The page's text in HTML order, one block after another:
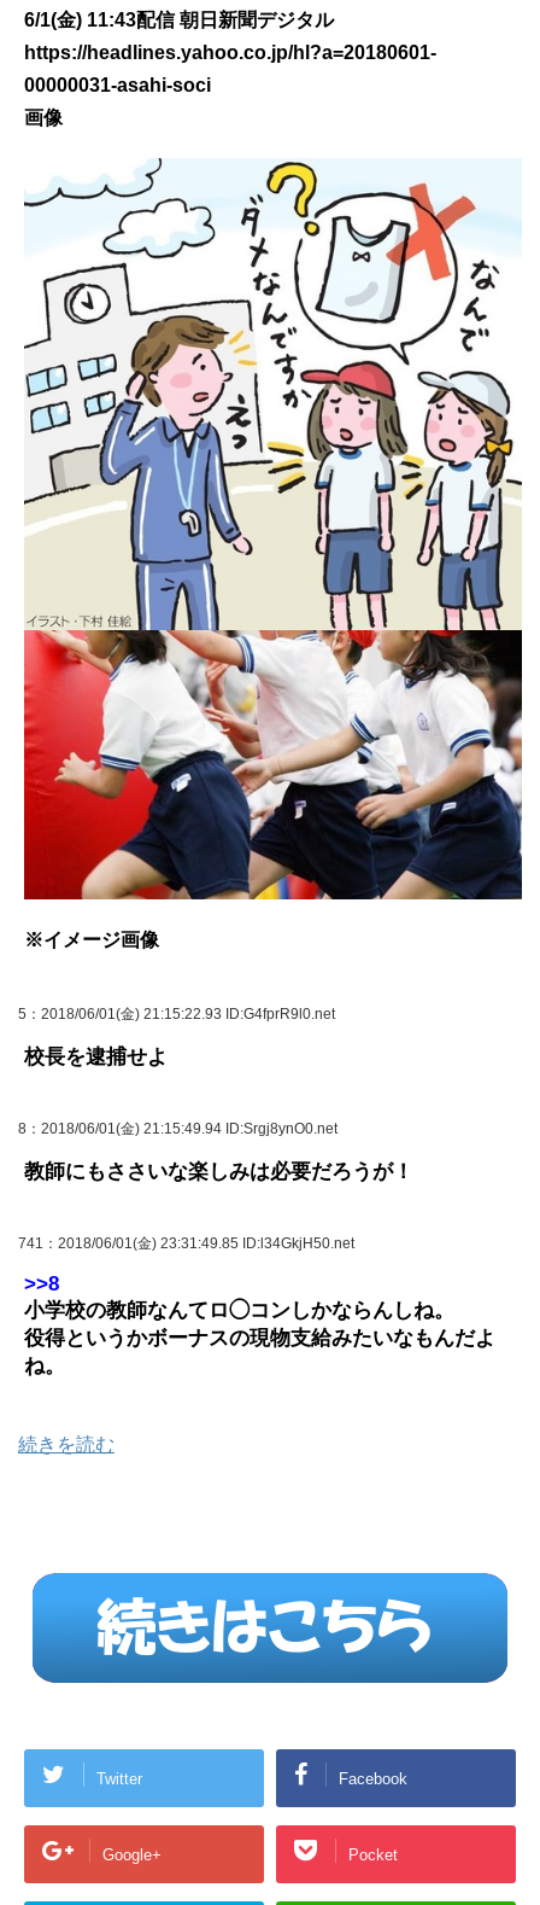
6/1(金) 11:43配信 朝日新聞デジタル
https://headlines.yahoo.co.jp/hl?a=20180601-
00000031-asahi-soci
画像
※イメージ画像
5 ：2018/06/01(金) 21:15:22.93 ID:G4fprR9l0.net
校長を逮捕せよ
8 ：2018/06/01(金) 21:15:49.94 ID:Srgj8ynO0.net
教師にもささいな楽しみは必要だろうが！
741 ：2018/06/01(金) 23:31:49.85 ID:l34GkjH50.net
>>8
小学校の教師なんてロ◯コンしかならんしね。
役得というかボーナスの現物支給みたいなもんだよ
ね。
続きを読む
Twitter Facebook
Google+ Pocket